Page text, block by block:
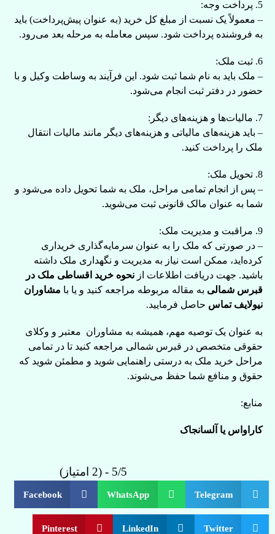
5. پرداخت وجه:
– معمولاً یک نسبت از مبلغ کل خرید (به عنوان پیش‌پرداخت) باید
به فروشنده پرداخت شود. سپس معامله به مرحله بعد می‌رود.
6. ثبت ملک:
– ملک باید به نام شما ثبت شود. این فرآیند به وساطت وکیل و با
حضور در دفتر ثبت انجام می‌شود.
7. مالیات‌ها و هزینه‌های دیگر:
– باید هزینه‌های مالیاتی و هزینه‌های دیگر مانند مالیات انتقال
ملک را پرداخت کنید.
8. تحویل ملک:
– پس از انجام تمامی مراحل، ملک به شما تحویل داده می‌شود و
شما به عنوان مالک قانونی ثبت می‌شوید.
9. مراقبت و مدیریت ملک:
– در صورتی که ملک را به عنوان سرمایه‌گذاری خریداری
کرده‌اید، ممکن است نیاز به مدیریت و نگهداری ملک داشته
باشید. جهت دریافت اطلاعات از نحوه خرید اقساطی ملک در
قبرس شمالی به مقاله مربوطه مراجعه کنید و یا با مشاوران
نیولایف تماس حاصل فرمایید.
به عنوان یک توصیه مهم، همیشه به مشاوران معتبر و وکلای
حقوقی متخصص در قبرس شمالی مراجعه کنید تا در تمامی
مراحل خرید ملک به درستی راهنمایی شوید و مطمئن شوید که
حقوق و منافع شما حفظ می‌شوند.
منابع:
کاراواس یا آلسانجاک
5/5 - (2 امتیاز)
Telegram
WhatsApp
Facebook
Twitter
LinkedIn
Pinterest